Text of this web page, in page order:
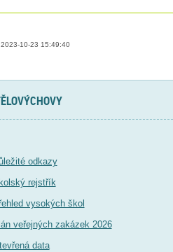
2023-10-23 15:49:40
odkazy
rejstřík
vysokých škol
veřejných zakázek 2026
data